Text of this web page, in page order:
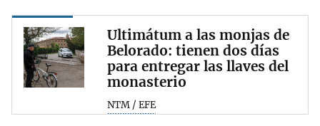
Ultimátum a las monjas de
Belorado: tienen dos días
para entregar las llaves del
monasterio
NTM / EFE